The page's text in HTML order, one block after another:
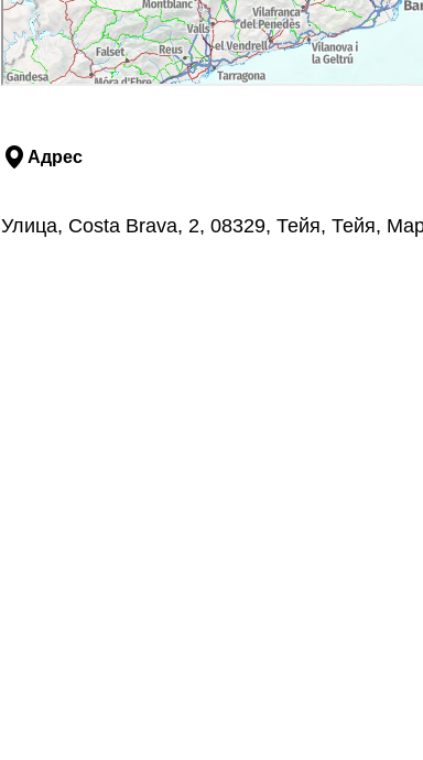
Адрес
Улица, Costa Brava, 2, 08329, Тейя, Тейя,